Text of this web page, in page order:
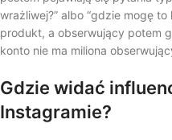
wrażliwej?” albo “gdzie mogę
produkt, a obserwujący potem
konto nie ma miliona
Gdzie widać
Instagramie?